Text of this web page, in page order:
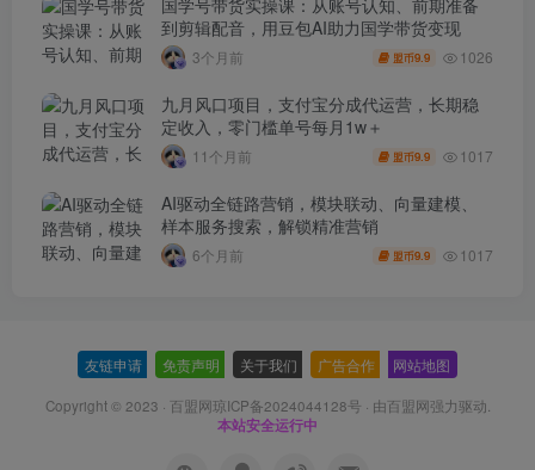
到剪辑配音，用豆包AI助力国学带货变现
3个月前 盟币9.9 1026
九月风口项目，支付宝分成代运营，长期稳
定收入，零门槛单号每月1w＋
11个月前 盟币9.9 1017
AI驱动全链路营销，模块联动、向量建模、
样本服务搜索，解锁精准营销
6个月前 盟币9.9 1017
友链申请 免责声明 关于我们 广告合作 网站地图
Copyright © 2023 · 百盟网琼ICP备2024044128号 · 由百盟网强力驱动.
本站安全运行中